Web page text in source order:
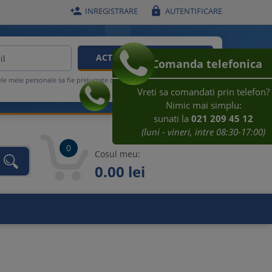
 INREGISTRARE  AUTENTIFICARE
ACTIVEAZA REDUCEREA
mele personale sa fie prelucrate conformRegulamentului UE
0
Cosul meu:
0.00 lei
Comanda telefonica
Vreti sa comandati prin telefon?
Nimic mai simplu:
sunati la021 209 45 12
(luni - vineri, intre 08:30-17:00)